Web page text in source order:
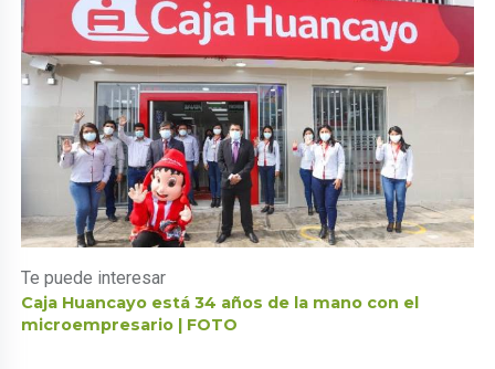
Te puede interesar
Caja Huancayo está 34 años de la mano con el
microempresario | FOTO